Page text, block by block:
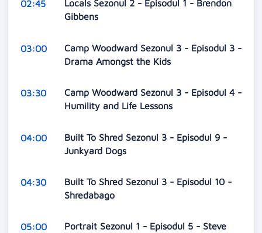
02:45
Locals Sezonul 2 - Episodul 1 - Brendon
Gibbens
03:00
Camp Woodward Sezonul 3 - Episodul 3 -
Drama Amongst the Kids
03:30
Camp Woodward Sezonul 3 - Episodul 4 -
Humility and Life Lessons
04:00
Built To Shred Sezonul 3 - Episodul 9 -
Junkyard Dogs
04:30
Built To Shred Sezonul 3 - Episodul 10 -
Shredabago
05:00
Portrait Sezonul 1 - Episodul 5 - Steve